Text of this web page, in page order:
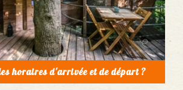
horaires d'arrivée et de départ ?